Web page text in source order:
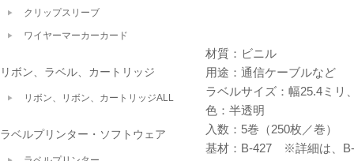
材質：ビニル
用途：通信ケーブルなど
ラベルサイズ：幅25.4ミリ
色：半透明
入数：5巻（250枚／巻）
基材：B-427 ※詳細は、
クリップスリーブ
ワイヤーマーカーカード
リボン、ラベル、カートリッジ
リボン、リボン、カートリッジALL
ラベルプリンター・ソフトウェア